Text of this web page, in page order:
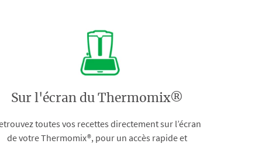
Sur l'écran du Thermomix®
toutes vos recettes directement sur l’écran
de votre Thermomix®, pour un accès rapide et